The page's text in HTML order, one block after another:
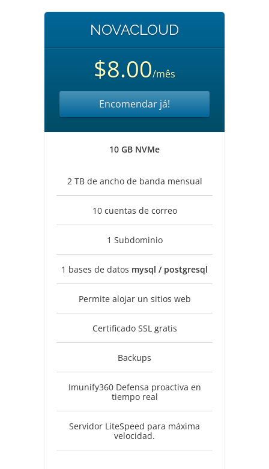
NOVACLOUD
$8.00/mês
Encomendar já!
10 GB NVMe
2 TB de ancho de banda mensual
10 cuentas de correo
1 Subdominio
1 bases de datos mysql / postgresql
Permite alojar un sitios web
Certificado SSL gratis
Backups
Imunify360 Defensa proactiva en
tiempo real
Servidor LiteSpeed para máxima
velocidad.